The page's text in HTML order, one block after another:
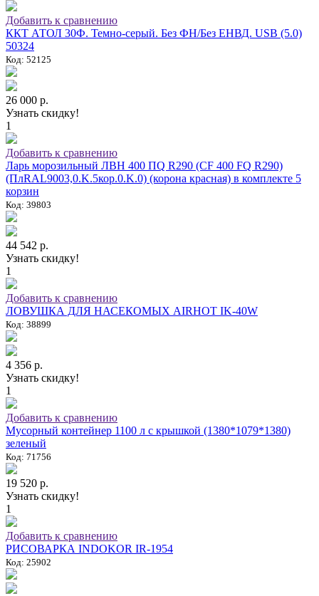
Добавить к сравнению
ККТ АТОЛ 30Ф. Темно-серый. Без ФН/Без ЕНВД. USB (5.0)
50324
Код: 52125
26 000 р.
Узнать скидку!
1
Добавить к сравнению
Ларь морозильный ЛВН 400 ПQ R290 (СF 400 FQ R290)
(ПлRAL9003,0.K.5кор.0.K.0) (корона красная) в комплекте 5
корзин
Код: 39803
44 542 р.
Узнать скидку!
1
Добавить к сравнению
ЛОВУШКА ДЛЯ НАСЕКОМЫХ AIRHOT IK-40W
Код: 38899
4 356 р.
Узнать скидку!
1
Добавить к сравнению
Мусорный контейнер 1100 л с крышкой (1380*1079*1380)
зеленый
Код: 71756
19 520 р.
Узнать скидку!
1
Добавить к сравнению
РИСОВАРКА INDOKOR IR-1954
Код: 25902